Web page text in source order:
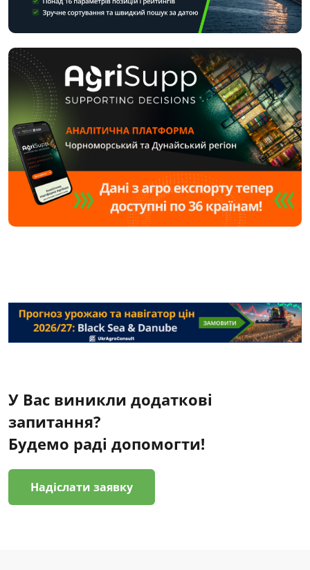
У Вас виникли додаткові
запитання?
Будемо раді допомогти!
Надіслати заявку